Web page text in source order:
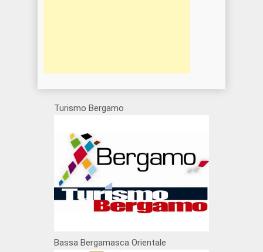
Turismo Bergamo
Bassa Bergamasca Orientale